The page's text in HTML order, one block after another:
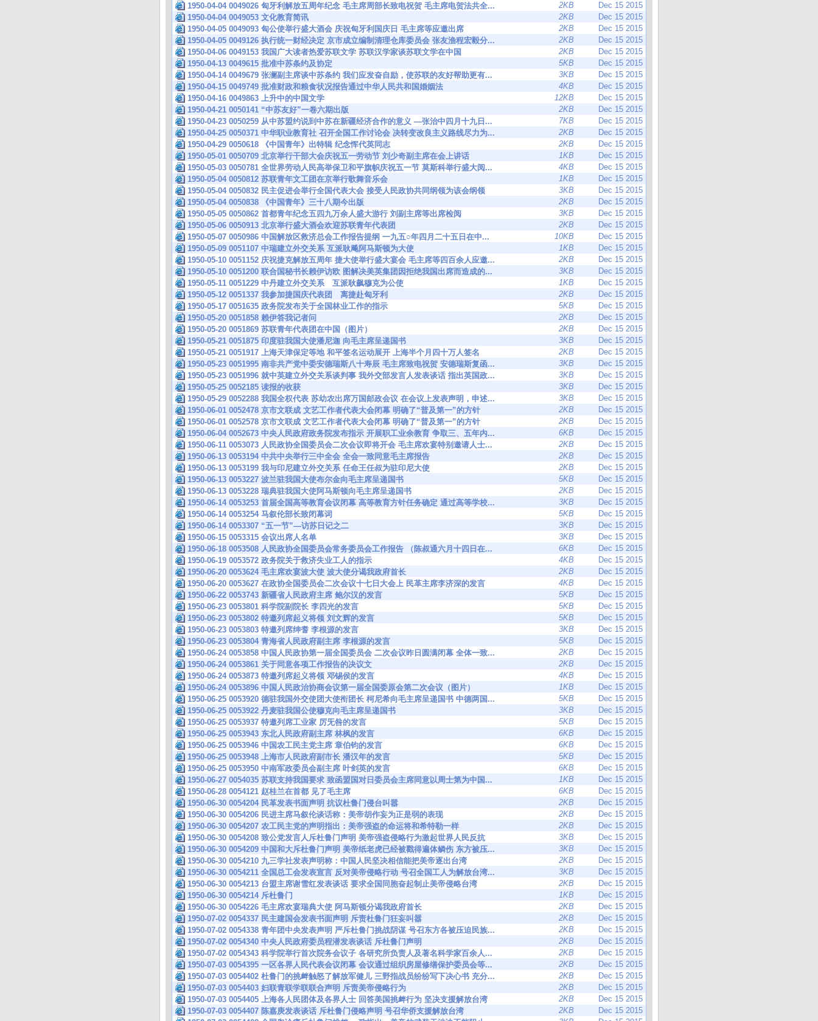
1950-04-04 0049026 匈牙利解放五周年纪念 毛主席周部长致电祝贺 毛主席电贺法共全...
2KB
Dec 15 2015
1950-04-04 0049053 文化教育简讯
2KB
Dec 15 2015
1950-04-05 0049093 匈公使举行盛大酒会 庆祝匈牙利国庆日 毛主席等应邀出席
2KB
Dec 15 2015
1950-04-05 0049126 执行统一财经决定 京市成立编制清理仓库委员会 张友渔程宏毅分...
2KB
Dec 15 2015
1950-04-06 0049153 我国广大读者热爱苏联文学 苏联汉学家谈苏联文学在中国
2KB
Dec 15 2015
1950-04-13 0049615 批准中苏条约及协定
5KB
Dec 15 2015
1950-04-14 0049679 张澜副主席谈中苏条约 我们应发奋自励，使苏联的友好帮助更有...
3KB
Dec 15 2015
1950-04-15 0049749 批准财政和粮食状况报告通过中华人民共和国婚姻法
4KB
Dec 15 2015
1950-04-16 0049863 上升中的中国文学
12KB
Dec 15 2015
1950-04-21 0050141 “中苏友好”一卷六期出版
2KB
Dec 15 2015
1950-04-23 0050259 从中苏盟约说到中苏在新疆经济合作的意义 —张治中四月十九日...
7KB
Dec 15 2015
1950-04-25 0050371 中华职业教育社 召开全国工作讨论会 决转变改良主义路线尽力为...
2KB
Dec 15 2015
1950-04-29 0050618 《中国青年》出特辑 纪念恽代英同志
2KB
Dec 15 2015
1950-05-01 0050709 北京举行干部大会庆祝五一劳动节 刘少奇副主席在会上讲话
1KB
Dec 15 2015
1950-05-03 0050781 全世界劳动人民高举保卫和平旗帜庆祝五一节 莫斯科举行盛大阅...
4KB
Dec 15 2015
1950-05-04 0050812 苏联青年文工团在京举行歌舞音乐会
1KB
Dec 15 2015
1950-05-04 0050832 民主促进会举行全国代表大会 接受人民政协共同纲领为该会纲领
3KB
Dec 15 2015
1950-05-04 0050838 《中国青年》三十八期今出版
2KB
Dec 15 2015
1950-05-05 0050862 首都青年纪念五四九万余人盛大游行 刘副主席等出席检阅
3KB
Dec 15 2015
1950-05-06 0050913 北京举行盛大酒会欢迎苏联青年代表团
2KB
Dec 15 2015
1950-05-07 0050986 中国解放区救济总会工作报告提纲 一九五○年四月二十五日在中...
10KB
Dec 15 2015
1950-05-09 0051107 中瑞建立外交关系 互派耿飚阿马斯顿为大使
1KB
Dec 15 2015
1950-05-10 0051152 庆祝捷克解放五周年 捷大使举行盛大宴会 毛主席等四百余人应邀...
2KB
Dec 15 2015
1950-05-10 0051200 联合国秘书长赖伊访欧 图解决美英集团因拒绝我国出席而造成的...
3KB
Dec 15 2015
1950-05-11 0051229 中丹建立外交关系 互派耿飙穆克为公使
1KB
Dec 15 2015
1950-05-12 0051337 我参加捷国庆代表团 离捷赴匈牙利
2KB
Dec 15 2015
1950-05-17 0051635 政务院发布关于全国林业工作的指示
5KB
Dec 15 2015
1950-05-20 0051858 赖伊答我记者问
2KB
Dec 15 2015
1950-05-20 0051869 苏联青年代表团在中国（图片）
2KB
Dec 15 2015
1950-05-21 0051875 印度驻我国大使潘尼迦 向毛主席呈递国书
3KB
Dec 15 2015
1950-05-21 0051917 上海天津保定等地 和平签名运动展开 上海半个月四十万人签名
2KB
Dec 15 2015
1950-05-23 0051995 南非共产党中委安德瑞斯八十寿辰 毛主席致电祝贺 安德瑞斯复函...
3KB
Dec 15 2015
1950-05-23 0051996 就中英建立外交关系谈判事 我外交部发言人发表谈话 指出英国政...
3KB
Dec 15 2015
1950-05-25 0052185 读报的收获
3KB
Dec 15 2015
1950-05-29 0052288 我国全权代表 苏幼农出席万国邮政会议 在会议上发表声明，申述...
3KB
Dec 15 2015
1950-06-01 0052478 京市文联成 文艺工作者代表大会闭幕 明确了“普及第一”的方针
2KB
Dec 15 2015
1950-06-01 0052578 京市文联成 文艺工作者代表大会闭幕 明确了“普及第一”的方针
2KB
Dec 15 2015
1950-06-04 0052673 中央人民政府政务院发布指示 开展职工业余教育 争取三、五年内...
6KB
Dec 15 2015
1950-06-11 0053073 人民政协全国委员会二次会议即将开会 毛主席欢宴特别邀请人士...
2KB
Dec 15 2015
1950-06-13 0053194 中共中央举行三中全会 全会一致同意毛主席报告
2KB
Dec 15 2015
1950-06-13 0053199 我与印尼建立外交关系 任命王任叔为驻印尼大使
2KB
Dec 15 2015
1950-06-13 0053227 波兰驻我国大使布尔金向毛主席呈递国书
5KB
Dec 15 2015
1950-06-13 0053228 瑞典驻我国大使阿马斯顿向毛主席呈递国书
2KB
Dec 15 2015
1950-06-14 0053253 首届全国高等教育会议闭幕 高等教育方针任务确定 通过高等学校...
3KB
Dec 15 2015
1950-06-14 0053254 马叙伦部长致闭幕词
5KB
Dec 15 2015
1950-06-14 0053307 “五一节”—访苏日记之二
3KB
Dec 15 2015
1950-06-15 0053315 会议出席人名单
3KB
Dec 15 2015
1950-06-18 0053508 人民政协全国委员会常务委员会工作报告 （陈叔通六月十四日在...
6KB
Dec 15 2015
1950-06-19 0053572 政务院关于救济失业工人的指示
4KB
Dec 15 2015
1950-06-20 0053624 毛主席欢宴波大使 波大使分谒我政府首长
2KB
Dec 15 2015
1950-06-20 0053627 在政协全国委员会二次会议十七日大会上 民革主席李济深的发言
4KB
Dec 15 2015
1950-06-22 0053743 新疆省人民政府主席 鲍尔汉的发言
5KB
Dec 15 2015
1950-06-23 0053801 科学院副院长 李四光的发言
5KB
Dec 15 2015
1950-06-23 0053802 特邀列席起义将领 刘文辉的发言
5KB
Dec 15 2015
1950-06-23 0053803 特邀列席绅耆 李根源的发言
3KB
Dec 15 2015
1950-06-23 0053804 青海省人民政府副主席 李根源的发言
5KB
Dec 15 2015
1950-06-24 0053858 中国人民政协第一届全国委员会 二次会议昨日圆满闭幕 全体一致...
2KB
Dec 15 2015
1950-06-24 0053861 关于同意各项工作报告的决议文
2KB
Dec 15 2015
1950-06-24 0053873 特邀列席起义将领 邓锡侯的发言
4KB
Dec 15 2015
1950-06-24 0053896 中国人民政治协商会议第一届全国委原会第二次会议（图片）
1KB
Dec 15 2015
1950-06-25 0053920 德驻我国外交使团大使衔团长 柯尼希向毛主席呈递国书 中德两国...
5KB
Dec 15 2015
1950-06-25 0053922 丹麦驻我国公使穆克向毛主席呈递国书
3KB
Dec 15 2015
1950-06-25 0053937 特邀列席工业家 厉旡咎的发言
5KB
Dec 15 2015
1950-06-25 0053943 东北人民政府副主席 林枫的发言
6KB
Dec 15 2015
1950-06-25 0053946 中国农工民主党主席 章伯钧的发言
6KB
Dec 15 2015
1950-06-25 0053948 上海市人民政府副市长 潘汉年的发言
5KB
Dec 15 2015
1950-06-25 0053950 中南军政委员会副主席 叶剑英的发言
6KB
Dec 15 2015
1950-06-27 0054035 苏联支持我国要求 致函盟国对日委员会主席同意以周士第为中国...
1KB
Dec 15 2015
1950-06-28 0054121 赵桂兰在首都 见了毛主席
6KB
Dec 15 2015
1950-06-30 0054204 民革发表书面声明 抗议杜鲁门侵台叫嚣
2KB
Dec 15 2015
1950-06-30 0054206 民进主席马叙伦谈话称：美帝胡作妄为正是弱的表现
2KB
Dec 15 2015
1950-06-30 0054207 农工民主党的声明指出：美帝强盗的命运将和希特勒一样
2KB
Dec 15 2015
1950-06-30 0054208 致公党发言人斥杜鲁门声明 美帝强盗侵略行为激起世界人民反抗
3KB
Dec 15 2015
1950-06-30 0054209 中国和大斥杜鲁门声明 美帝纸老虎已经被戳得遍体鳞伤 东方被压...
3KB
Dec 15 2015
1950-06-30 0054210 九三学社发表声明称：中国人民坚决相信能把美帝逐出台湾
2KB
Dec 15 2015
1950-06-30 0054211 全国总工会发表宣言 反对美帝侵略行动 号召全国工人为解放台湾...
3KB
Dec 15 2015
1950-06-30 0054213 台盟主席谢雪红发表谈话 要求全国同胞奋起制止美帝侵略台湾
2KB
Dec 15 2015
1950-06-30 0054214 斥杜鲁门
1KB
Dec 15 2015
1950-06-30 0054226 毛主席欢宴瑞典大使 阿马斯顿分谒我政府首长
2KB
Dec 15 2015
1950-07-02 0054337 民主建国会发表书面声明 斥责杜鲁门狂妄叫嚣
2KB
Dec 15 2015
1950-07-02 0054338 青年团中央发表声明 严斥杜鲁门挑战阴谋 号召东方各被压迫民族...
2KB
Dec 15 2015
1950-07-02 0054340 中央人民政府委员程潜发表谈话 斥杜鲁门声明
2KB
Dec 15 2015
1950-07-02 0054343 科学院举行首次院务会议子 各研究所负责人及著名科学家百余人...
2KB
Dec 15 2015
1950-07-03 0054395 一区各界人民代表会议闭幕 会议通过组织房屋修缮保护委员会等...
2KB
Dec 15 2015
1950-07-03 0054402 杜鲁门的挑衅触怒了解放军健儿 三野指战员纷纷写下决心书 充分...
2KB
Dec 15 2015
1950-07-03 0054403 妇联青联学联联合声明 斥责美帝侵略行为
2KB
Dec 15 2015
1950-07-03 0054405 上海各人民团体及各界人士 回答美国挑衅行为 坚决支援解放台湾
2KB
Dec 15 2015
1950-07-03 0054407 陈嘉庚发表谈话 斥杜鲁门侵略声明 号召华侨支援解放台湾
2KB
Dec 15 2015